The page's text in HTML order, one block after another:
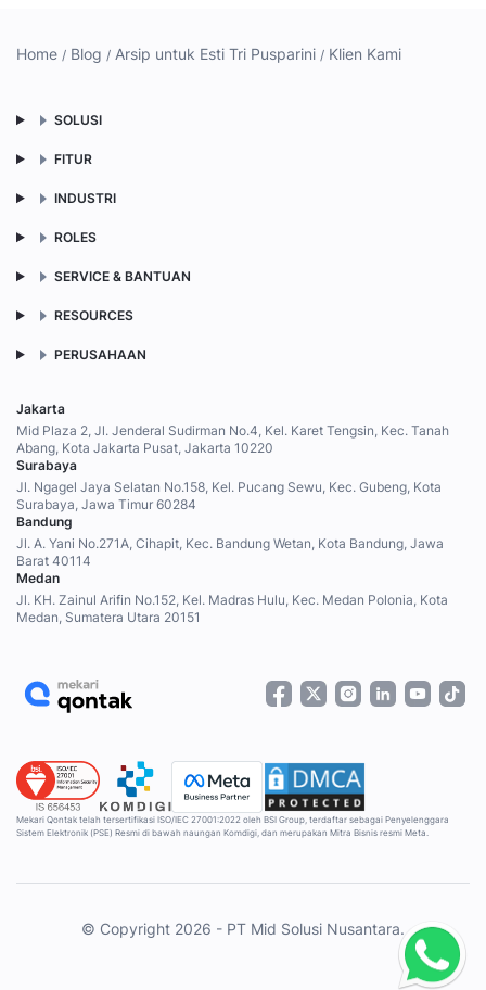
Home Blog Arsip untuk Esti Tri Pusparini Klien Kami
SOLUSI
FITUR
INDUSTRI
ROLES
SERVICE & BANTUAN
RESOURCES
PERUSAHAAN
Jakarta
Mid Plaza 2, Jl. Jenderal Sudirman No.4, Kel. Karet Tengsin, Kec. Tanah
Abang, Kota Jakarta Pusat, Jakarta 10220
Surabaya
Jl. Ngagel Jaya Selatan No.158, Kel. Pucang Sewu, Kec. Gubeng, Kota
Surabaya, Jawa Timur 60284
Bandung
Jl. A. Yani No.271A, Cihapit, Kec. Bandung Wetan, Kota Bandung, Jawa
Barat 40114
Medan
Jl. KH. Zainul Arifin No.152, Kel. Madras Hulu, Kec. Medan Polonia, Kota
Medan, Sumatera Utara 20151
Mekari Qontak telah tersertifikasi ISO/IEC 27001:2022 oleh BSI Group, terdaftar sebagai Penyelenggara
Sistem Elektronik (PSE) Resmi di bawah naungan Komdigi, dan merupakan Mitra Bisnis resmi Meta.
© Copyright 2026 - PT Mid Solusi Nusantara.